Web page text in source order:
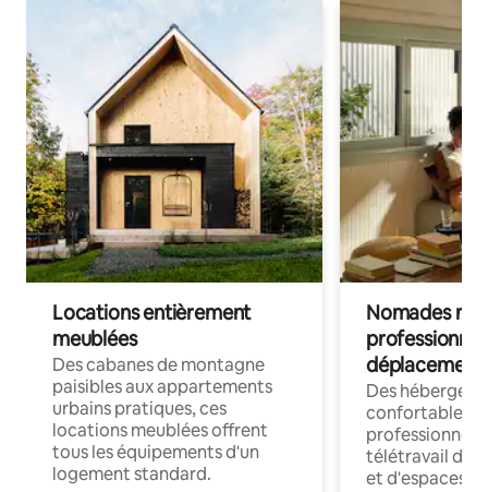
Locations entièrement
meublées
Des cabanes de montagne
paisibles aux appartements
urbains pratiques, ces
locations meublées offrent
tous les équipements d'un
logement standard.
Nomades
déplacement
Des
confortables
professionnels
télétravail
et d'espaces